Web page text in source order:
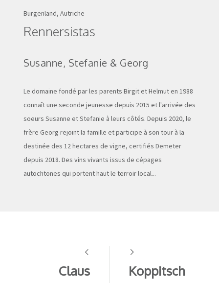
Burgenland, Autriche
Rennersistas
Susanne, Stefanie & Georg
Le domaine fondé par les parents Birgit et Helmut en 1988
connaît une seconde jeunesse depuis 2015 et l'arrivée des
soeurs Susanne et Stefanie à leurs côtés. Depuis 2020, le
frère Georg rejoint la famille et participe à son tour à la
destinée des 12 hectares de vigne, certifiés Demeter
depuis 2018. Des vins vivants issus de cépages
autochtones qui portent haut le terroir local...
Claus
Koppitsch